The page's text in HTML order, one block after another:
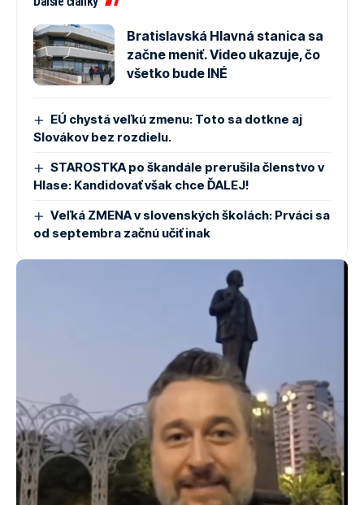
Bratislavská Hlavná stanica sa
začne meniť. Video ukazuje, čo
všetko bude INÉ
EÚ chystá veľkú zmenu: Toto sa dotkne aj
Slovákov bez rozdielu.
STAROSTKA po škandále prerušila členstvo v
Hlase: Kandidovať však chce ĎALEJ!
Veľká ZMENA v slovenských školách: Prváci sa
od septembra začnú učiť inak